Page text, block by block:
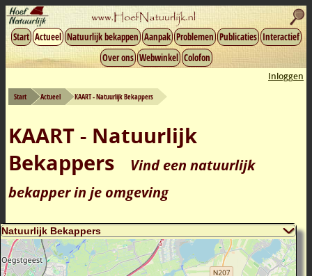
Start Actueel Natuurlijk bekappen Aanpak Problemen Publicaties Interactief
Over ons Webwinkel Colofon
Inloggen
Start Actueel KAART - Natuurlijk Bekappers
KAART - Natuurlijk
Bekappers
Vind een natuurlijk
bekapper in je omgeving